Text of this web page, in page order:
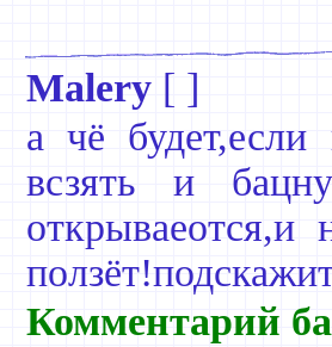
Malery [ ]
а чё
всзять и
открываеотся,и
Комментарий